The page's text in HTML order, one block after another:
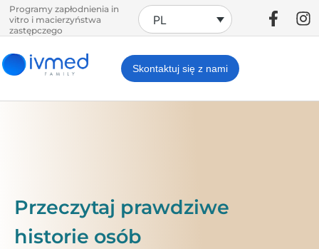
Programy zapłodnienia in
vitro i macierzyństwa
zastępczego
PL
Skontaktuj się z nami
Przeczytaj prawdziwe
historie osób